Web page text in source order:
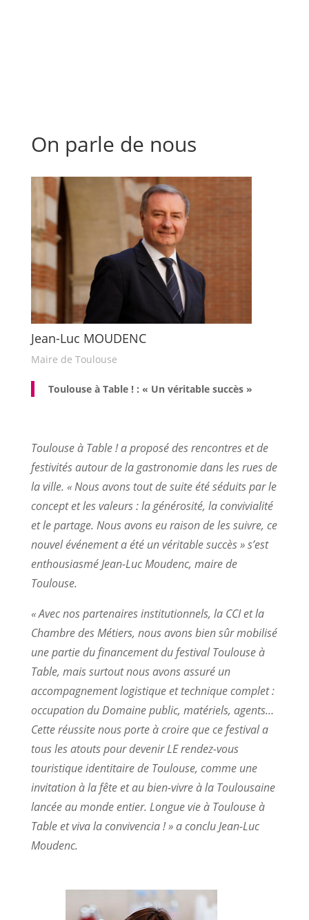
On parle de nous
Jean-Luc MOUDENC
Maire de Toulouse
Toulouse à Table ! : « Un véritable succès »
Toulouse à Table ! a proposé des rencontres et de
festivités autour de la gastronomie dans les rues de
la ville. « Nous avons tout de suite été séduits par le
concept et les valeurs : la générosité, la convivialité
et le partage. Nous avons eu raison de les suivre, ce
nouvel événement a été un véritable succès » s’est
enthousiasmé Jean-Luc Moudenc, maire de
Toulouse.
« Avec nos partenaires institutionnels, la CCI et la
Chambre des Métiers, nous avons bien sûr mobilisé
une partie du financement du festival Toulouse à
Table, mais surtout nous avons assuré un
accompagnement logistique et technique complet :
occupation du Domaine public, matériels, agents…
Cette réussite nous porte à croire que ce festival a
tous les atouts pour devenir LE rendez-vous
touristique identitaire de Toulouse, comme une
invitation à la fête et au bien-vivre à la Toulousaine
lancée au monde entier. Longue vie à Toulouse à
Table et viva la convivencia ! » a conclu Jean-Luc
Moudenc.